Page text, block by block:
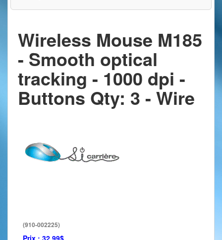
Wireless Mouse M185
- Smooth optical
tracking - 1000 dpi -
Buttons Qty: 3 - Wire
(910-002225)
Prix : 32.99$